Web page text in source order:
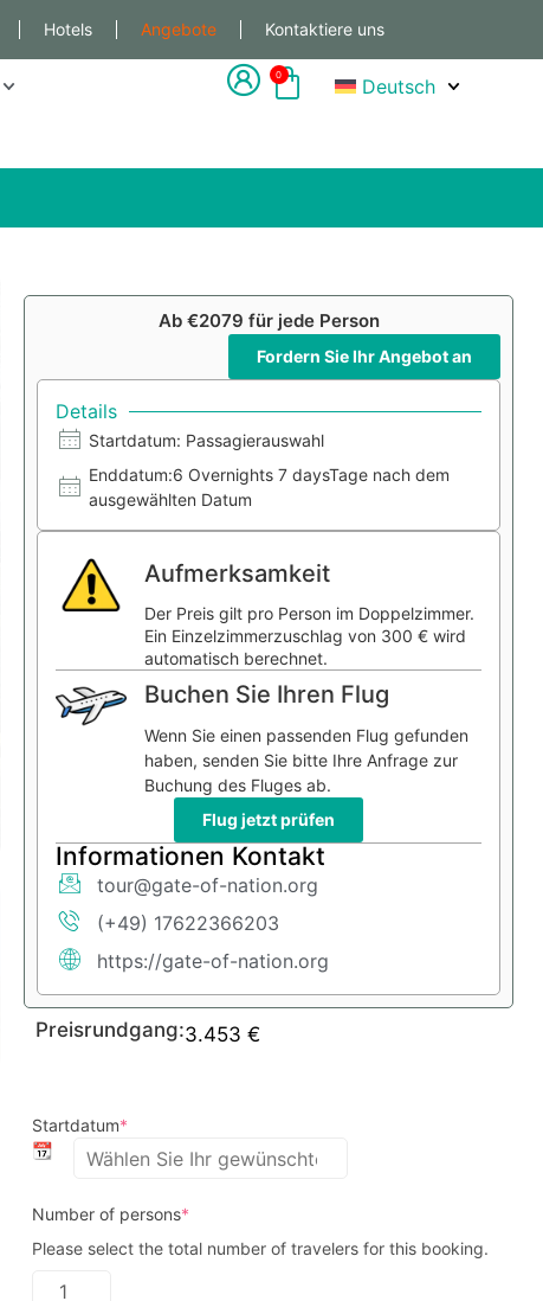
Hotels Angebote Kontaktiere uns
0 Deutsch
Ab €2079 für jede Person
Fordern Sie Ihr Angebot an
Details
Startdatum: Passagierauswahl
Enddatum:6 Overnights 7 daysTage nach dem
ausgewählten Datum
Aufmerksamkeit
Der Preis gilt pro Person im Doppelzimmer.
Ein Einzelzimmerzuschlag von 300 € wird
automatisch berechnet.
Buchen Sie Ihren Flug
Wenn Sie einen passenden Flug gefunden
haben, senden Sie bitte Ihre Anfrage zur
Buchung des Fluges ab.
Flug jetzt prüfen
Informationen Kontakt
tour@gate-of-nation.org
(+49) 17622366203
https://gate-of-nation.org
Preisrundgang:3.453€
Startdatum*
📆
Number of persons*
Please select the total number of travelers for this booking.